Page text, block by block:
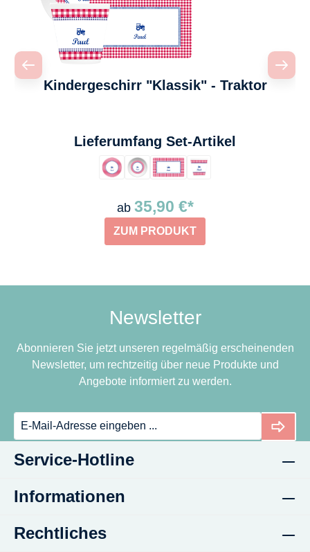
Kindergeschirr "Klassik" - Traktor
Lieferumfang Set-Artikel
ab 35,90 €*
ZUM PRODUKT
Newsletter
Abonnieren Sie jetzt unseren regelmäßig erscheinenden
Newsletter, um rechtzeitig über neue Produkte und
Angebote informiert zu werden.
Service-Hotline
Informationen
Rechtliches